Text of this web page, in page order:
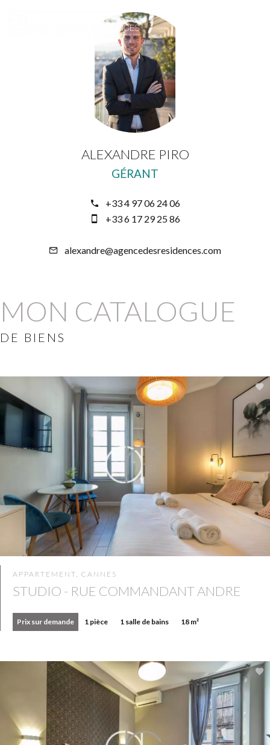
ALEXANDRE PIRO
GÉRANT
+33 4 97 06 24 06
+33 6 17 29 25 86
alexandre@agencedesresidences.com
MON CATALOGUE
DE BIENS
APPARTEMENT, CANNES
STUDIO - RUE COMMANDANT ANDRE
Prix sur demande 1 pièce 1 salle de bains 18 m²